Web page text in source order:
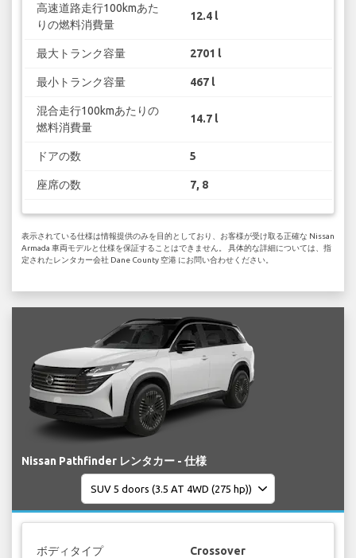
高速道路走行100kmあた
りの燃料消費量
12.4 l
最大トランク容量 2701 l
最小トランク容量 467 l
混合走行100kmあたりの
燃料消費量
14.7 l
ドアの数 5
座席の数 7, 8
表示されている仕様は情報提供のみを目的としており、お客様が受け取る正確な Nissan
Armada 車両モデルと仕様を保証することはできません。 具体的な詳細については、指
定されたレンタカー会社 Dane County 空港 にお問い合わせください。
Nissan Pathfinder レンタカー - 仕様
ボディタイプ Crossover